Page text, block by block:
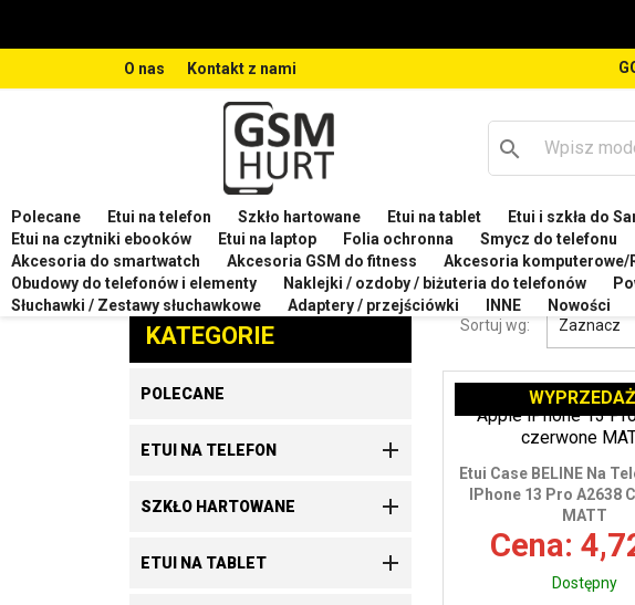
O nas Kontakt z nami
search
Polecane Etui na telefon Szkło hartowane Etui na tablet Etui i szkła do
Etui na czytniki ebooków
Etui na laptop Folia ochronna Smycz do telefonu
Akcesoria do smartwatch
Akcesoria GSM do fitness Akcesoria komputerowe/
Obudowy do telefonów i elementy
Naklejki / ozdoby / biżuteria do telefonów
Słuchawki / Zestawy słuchawkowe
Adaptery / przejściówki INNE Nowości
Strona główna Etui na telefon Etui na telefon IPHONE Etui do iPhone
Zaproponuj produkt
KATEGORIE
POLECANE
ETUI NA TELEFON 
SZKŁO HARTOWANE 
ETUI NA TABLET 
ETUI DO IPHONE
Sortuj wg: Zaznacz
Etui Case BELINE Na
IPhone 13 Pro A2638
MATT
Cena:
Dostępny